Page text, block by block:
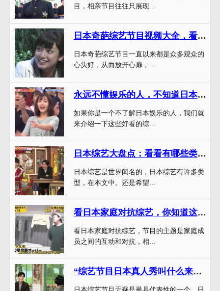
目，相亲节目往往只展现...
日本奇葩综艺节目视频大全，看了这些你就不一样了
日本奇葩综艺节目一直以来都是众多观众的
心头好，从而放开心扉，...
永远不懂娱乐的人，不知道日本有哪些好看的综艺节目名字
如果你是一个不了解日本娱乐的人，我们就
来介绍一下这些好看的综...
日本综艺大盘点：看看有哪些类型你喜欢
日本综艺是世界闻名的，日本综艺有许多类
型，在本文中。还是希望...
看日本家庭对抗综艺，你知道这个节目名叫什么吗？
看日本家庭对抗综艺，节目的主题是家庭成
员之间的互动和对抗，相...
“综艺节目日本真人秀叫什么来着”，看看日本综艺如何坚持原创性和好玩性。